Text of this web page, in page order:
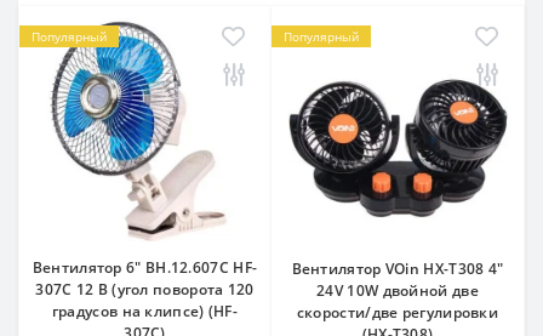
Популярный
Вентилятор 6" ВН.12.607С HF-
307C 12 В (угол поворота 120
градусов на клипсе) (HF-
Популярный
Вентилятор VOin HX-T308 4"
24V 10W двойной две
скорости/две регулировки